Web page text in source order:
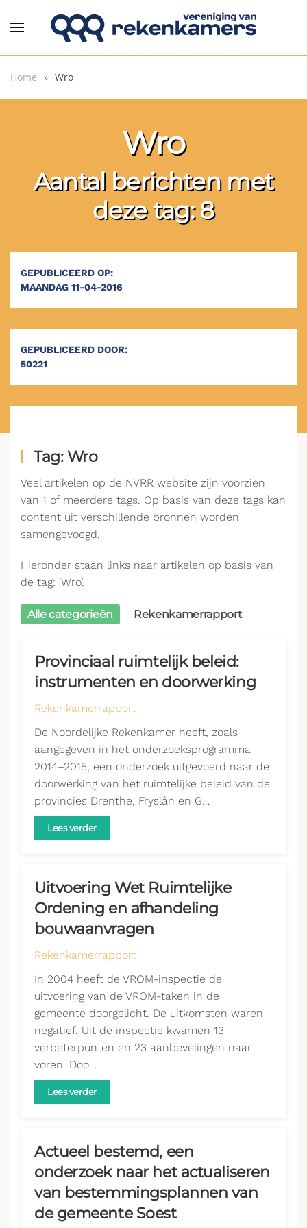
Overslaan en naar de inhoud gaan
Home Wro
Wro
Aantal berichten met
deze tag: 8
GEPUBLICEERD OP:
MAANDAG 11-04-2016
GEPUBLICEERD DOOR:
50221
Tag: Wro
Veel artikelen op de NVRR website zijn voorzien
van 1 of meerdere tags. Op basis van deze tags kan
content uit verschillende bronnen worden
samengevoegd.
Hieronder staan links naar artikelen op basis van
de tag: ‘Wro’.
Alle categorieën Rekenkamerrapport
Provinciaal ruimtelijk beleid:
instrumenten en doorwerking
Rekenkamerrapport
De Noordelijke Rekenkamer heeft, zoals
aangegeven in het onderzoeksprogramma
2014–2015, een onderzoek uitgevoerd naar de
doorwerking van het ruimtelijke beleid van de
provincies Drenthe, Fryslân en G…
Lees verder
Uitvoering Wet Ruimtelijke
Ordening en afhandeling
bouwaanvragen
Rekenkamerrapport
In 2004 heeft de VROM-inspectie de
uitvoering van de VROM-taken in de
gemeente doorgelicht. De uitkomsten waren
negatief. Uit de inspectie kwamen 13
verbeterpunten en 23 aanbevelingen naar
voren. Doo…
Lees verder
Actueel bestemd, een
onderzoek naar het actualiseren
van bestemmingsplannen van
de gemeente Soest